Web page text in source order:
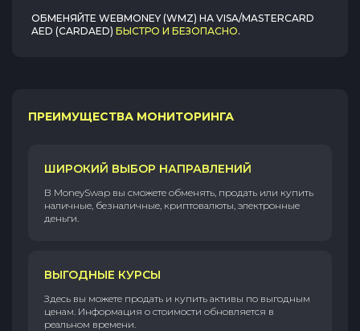
ОБМЕНЯЙТЕ WEBMONEY (WMZ) НА VISA/MASTERCARD
AED (CARDAED) БЫСТРО И БЕЗОПАСНО.
ПРЕИМУЩЕСТВА МОНИТОРИНГА
ШИРОКИЙ ВЫБОР НАПРАВЛЕНИЙ
В MoneySwap вы сможете обменять, продать или купить
наличные, безналичные, криптовалюты, электронные
деньги.
ВЫГОДНЫЕ КУРСЫ
Здесь вы можете продать и купить активы по выгодным
ценам. Информация о стоимости обновляется в
реальном времени.